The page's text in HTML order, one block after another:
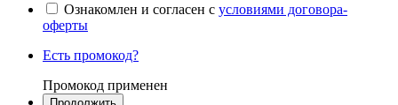
Ознакомлен и согласен с условиями договора-
оферты
Есть промокод?
Промокод применен